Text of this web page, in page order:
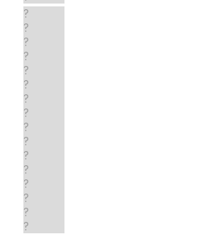
?
?
?
?
?
?
?
?
?
?
?
?
?
?
?
?